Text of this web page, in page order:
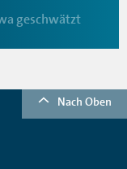
geschwätzt
Nach Oben